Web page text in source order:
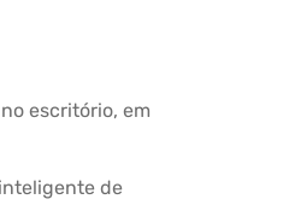
escritório, em
de